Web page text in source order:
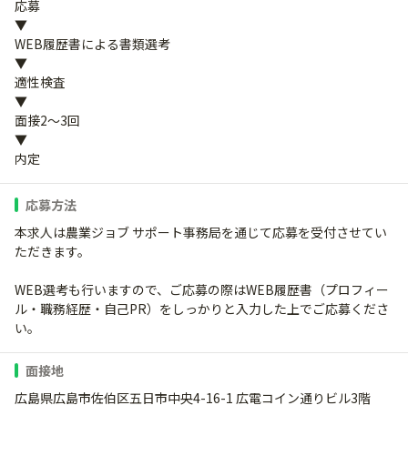
応募
▼
WEB履歴書による書類選考
▼
適性検査
▼
面接2～3回
▼
内定
応募方法
本求人は農業ジョブ サポート事務局を通じて応募を受付させてい
ただきます。
WEB選考も行いますので、ご応募の際はWEB履歴書（プロフィー
ル・職務経歴・自己PR）をしっかりと入力した上でご応募くださ
い。
面接地
広島県広島市佐伯区五日市中央4-16-1 広電コイン通りビル3階